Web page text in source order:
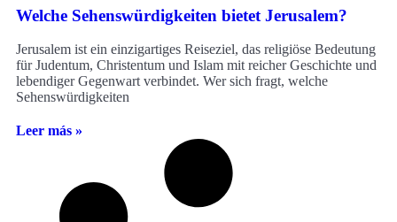
Welche Sehenswürdigkeiten bietet Jerusalem?
Jerusalem ist ein einzigartiges Reiseziel, das religiöse Bedeutung
für Judentum, Christentum und Islam mit reicher Geschichte und
lebendiger Gegenwart verbindet. Wer sich fragt, welche
Sehenswürdigkeiten
Leer más »